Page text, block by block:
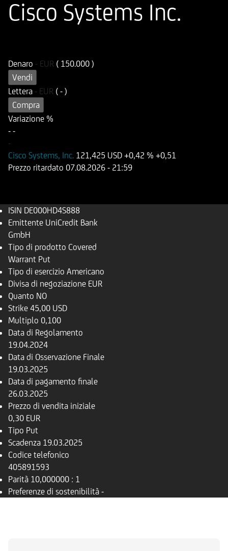
Cisco Systems Inc.
Denaro - EUR ( 150.000 )
Vendi
Lettera - EUR ( - )
Compra
Variazione %
- -
-
Cisco Systems, Inc. 121,425 USD +0,42 % +0,51
Prezzo ritardato 07.08.2026 - 21:59
ISIN DE000HD4S888
Emittente UniCredit Bank
GmbH
Tipo di prodotto Covered
Warrant Put
Tipo di esercizio Americano
Divisa di negoziazione EUR
Quanto NO
Strike 45,00 USD
Multiplo 0,100
Data di Regolamento
19.04.2024
Data di Osservazione Finale
19.03.2025
Data di pagamento finale
26.03.2025
Prezzo di vendita iniziale
0,30 EUR
Tipo Put
Scadenza 19.03.2025
Codice telefonico
405891593
Parità 10,000000 : 1
Preferenze di sostenibilità -